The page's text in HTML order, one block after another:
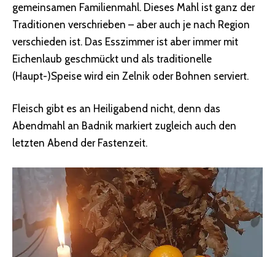
gemeinsamen Familienmahl. Dieses Mahl ist ganz der
Traditionen verschrieben – aber auch je nach Region
verschieden ist. Das Esszimmer ist aber immer mit
Eichenlaub geschmückt und als traditionelle
(Haupt-)Speise wird ein Zelnik oder Bohnen serviert.
Fleisch gibt es an Heiligabend nicht, denn das
Abendmahl an Badnik markiert zugleich auch den
letzten Abend der Fastenzeit.